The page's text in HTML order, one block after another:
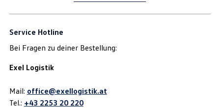
Service Hotline
Bei Fragen zu deiner Bestellung:
Exel Logistik
Mail: office@exellogistik.at
Tel.: +43 2253 20 220